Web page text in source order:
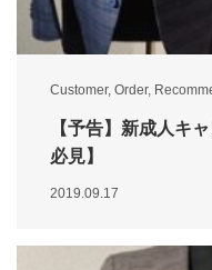
Customer, Order,
【予告】新成人キ
必見】
2019.09.17